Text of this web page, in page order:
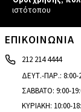
ιστότοπου
ΕΠΙΚΟΙΝΩΝΙΑ
212 214 4444
ΔΕΥΤ.-ΠΑΡ.: 8:00-
ΣΑΒΒΑΤΟ: 9:00-
ΚΥΡΙΑΚΗ: 10:00-